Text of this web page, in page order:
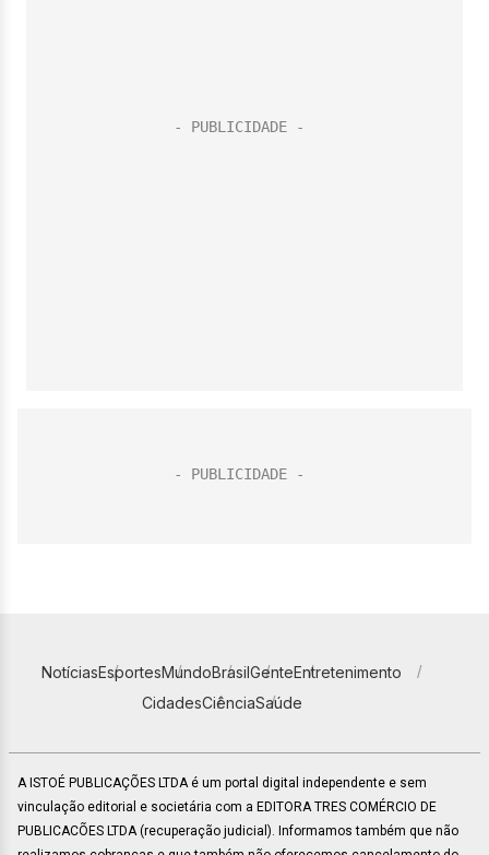
NotíciasEsportesMundoBrasilGenteEntretenimento
CidadesCiênciaSaúde
A ISTOÉ PUBLICAÇÕES LTDA é um portal digital independente e sem
vinculação editorial e societária com a EDITORA TRES COMÉRCIO DE
PUBLICACÕES LTDA (recuperação judicial). Informamos também que não